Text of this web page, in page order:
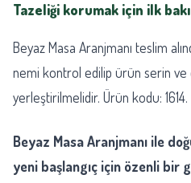
Tazeliği korumak için ilk
Beyaz Masa Aranjmanı teslim
nemi kontrol edilip ürün serin ve
yerleştirilmelidir. Ürün kodu: 1614.
Beyaz Masa Aranjmanı ile
yeni başlangıç için özenli bir